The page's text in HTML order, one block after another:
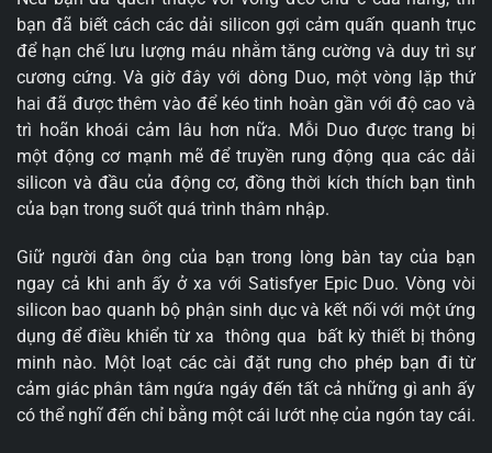
bạn đã biết cách các dải silicon gợi cảm quấn quanh trục
để hạn chế lưu lượng máu nhằm tăng cường và duy trì sự
cương cứng. Và giờ đây với dòng Duo, một vòng lặp thứ
hai đã được thêm vào để kéo tinh hoàn gần với độ cao và
trì hoãn khoái cảm lâu hơn nữa. Mỗi Duo được trang bị
một động cơ mạnh mẽ để truyền rung động qua các dải
silicon và đầu của động cơ, đồng thời kích thích bạn tình
của bạn trong suốt quá trình thâm nhập.
Giữ người đàn ông của bạn trong lòng bàn tay của bạn
ngay cả khi anh ấy ở xa với Satisfyer Epic Duo. Vòng vòi
silicon bao quanh bộ phận sinh dục và kết nối với một ứng
dụng để điều khiển từ xa thông qua bất kỳ thiết bị thông
minh nào. Một loạt các cài đặt rung cho phép bạn đi từ
cảm giác phân tâm ngứa ngáy đến tất cả những gì anh ấy
có thể nghĩ đến chỉ bằng một cái lướt nhẹ của ngón tay cái.